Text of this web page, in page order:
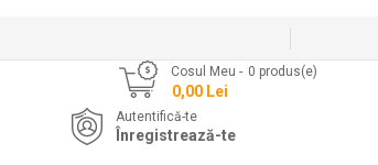
Cosul Meu 0 produs(e)
- 0,00 Lei
Autentifică-te
Înregistrează-te